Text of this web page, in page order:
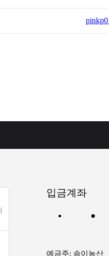
입금계좌
예금주: 솜이농산